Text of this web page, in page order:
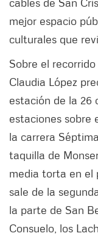
mejor espacio
culturales que
Sobre el
Claudia López
estación de la 26
estaciones sobre
la carrera
taquilla de
media torta en el
sale de la
la parte de San
Consuelo, los